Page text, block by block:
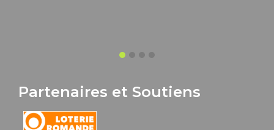
Partenaires et Soutiens